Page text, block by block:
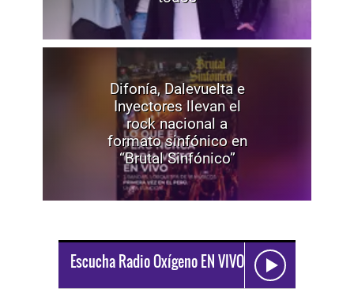
Difonía, Dalevuelta e
Inyectores llevan el
rock nacional a
formato sinfónico en
“Brutal Sinfónico”
Escucha Radio Oxígeno EN VIVO